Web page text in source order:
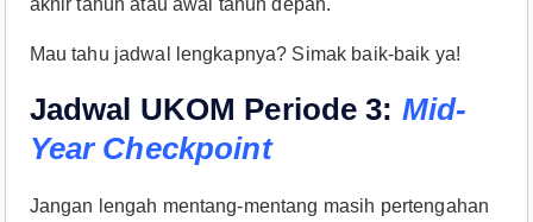
akhir tahun atau awal tahun depan.
Mau tahu jadwal lengkapnya? Simak baik-baik ya!
Jadwal UKOM Periode 3: Mid-
Year Checkpoint
Jangan lengah mentang-mentang masih pertengahan